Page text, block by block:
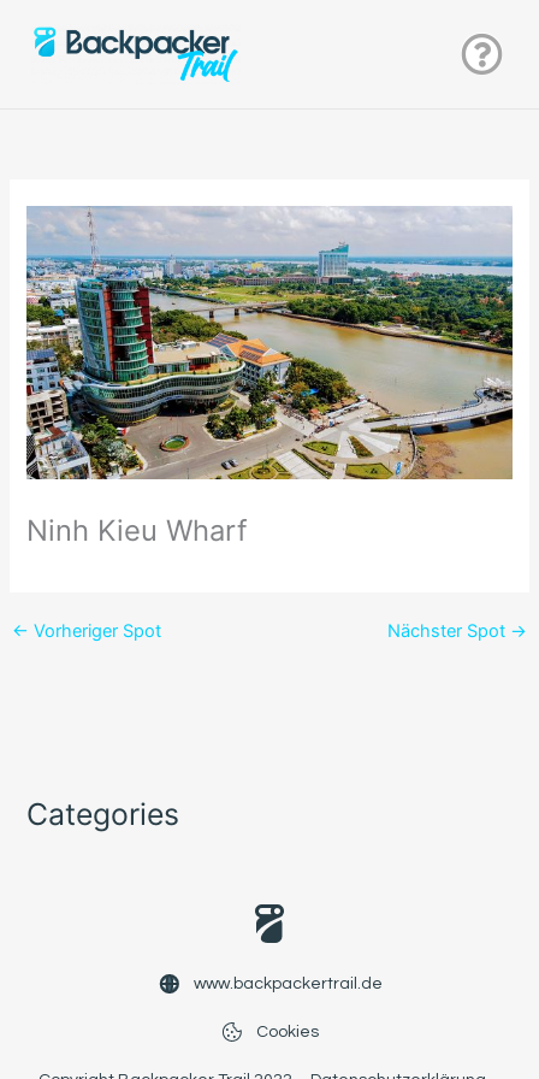
Inhalt
springen
Ninh Kieu Wharf
← Vorheriger Spot Nächster Spot →
Categories
www.backpackertrail.de
Cookies